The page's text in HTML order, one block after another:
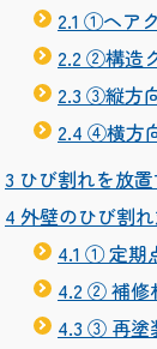
2.1 ①ヘア
2.2 ②構造
2.3 ③縦方
2.4 ④横方
3 ひび割れを放
4 外壁のひび割
4.1 ① 定期
4.2 ② 補修
4.3 ③ 再塗